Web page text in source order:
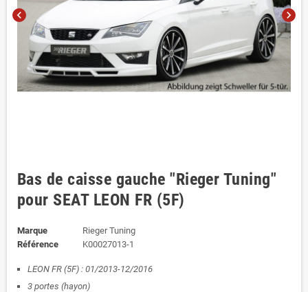
chevron_left chevron_right
Bas de caisse gauche "Rieger Tuning"
pour SEAT LEON FR (5F)
Marque
Rieger Tuning
Référence
K00027013-1
LEON FR (5F) : 01/2013-12/2016
3 portes (hayon)